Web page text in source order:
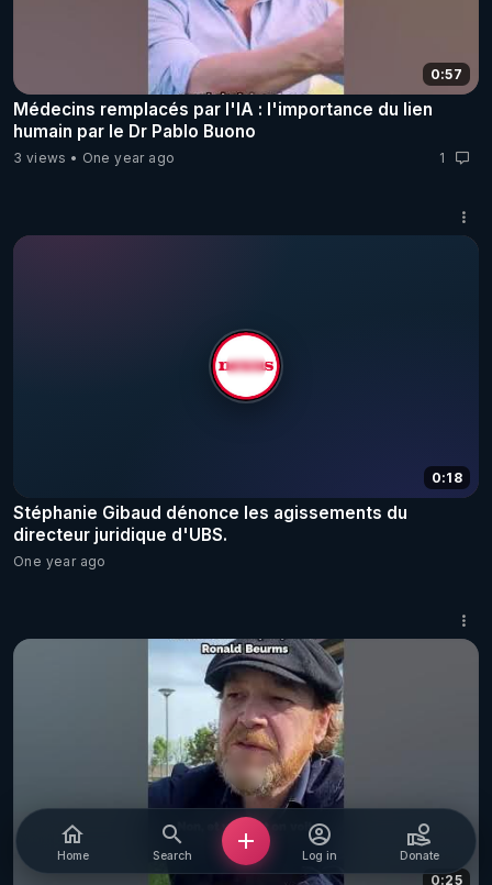
0:57
Médecins remplacés par l'IA : l'importance du lien
humain par le Dr Pablo Buono
3 views One year ago 1
0:18
Stéphanie Gibaud dénonce les agissements du
directeur juridique d'UBS.
One year ago
0:25
Home Search Log in Donate